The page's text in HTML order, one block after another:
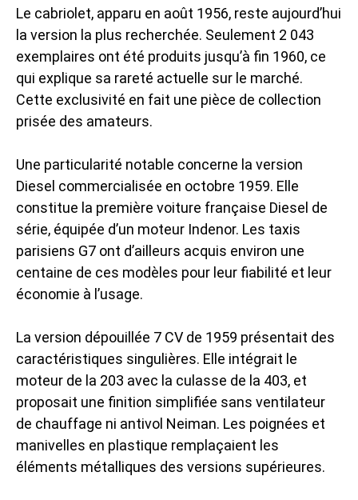
Le cabriolet, apparu en août 1956, reste aujourd’hui
la version la plus recherchée. Seulement 2 043
exemplaires ont été produits jusqu’à fin 1960, ce
qui explique sa rareté actuelle sur le marché.
Cette exclusivité en fait une pièce de collection
prisée des amateurs.
Une particularité notable concerne la version
Diesel commercialisée en octobre 1959. Elle
constitue la première voiture française Diesel de
série, équipée d’un moteur Indenor. Les taxis
parisiens G7 ont d’ailleurs acquis environ une
centaine de ces modèles pour leur fiabilité et leur
économie à l’usage.
La version dépouillée 7 CV de 1959 présentait des
caractéristiques singulières. Elle intégrait le
moteur de la 203 avec la culasse de la 403, et
proposait une finition simplifiée sans ventilateur
de chauffage ni antivol Neiman. Les poignées et
manivelles en plastique remplaçaient les
éléments métalliques des versions supérieures.